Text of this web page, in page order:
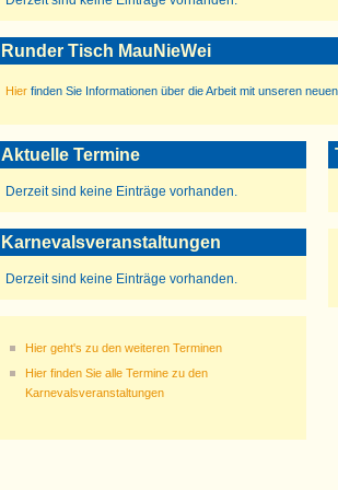
Runder Tisch MauNieWei
Hier finden Sie Informationen über die Arbeit mit unseren
Aktuelle Termine
Derzeit sind keine Einträge vorhanden.
Karnevalsveranstaltungen
Derzeit sind keine Einträge vorhanden.
Hier geht's zu den weiteren Terminen
Hier finden Sie alle Termine zu den
Karnevalsveranstaltungen